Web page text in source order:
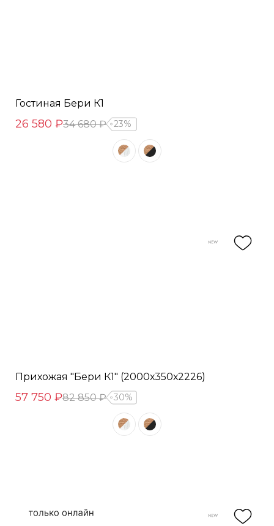
Гостиная Бери К1
26 580 ₽34 680 ₽ 23%
Прихожая "Бери К1" (2000х350х2226)
57 750 ₽82 850 ₽ 30%